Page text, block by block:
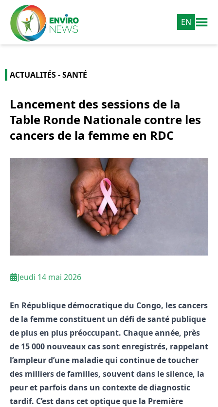
EN
ACTUALITÉS - SANTÉ
Lancement des sessions de la
Table Ronde Nationale contre les
cancers de la femme en RDC
Jeudi 14 mai 2026
En République démocratique du Congo, les cancers
de la femme constituent un défi de santé publique
de plus en plus préoccupant. Chaque année, près
de 15 000 nouveaux cas sont enregistrés, rappelant
l’ampleur d’une maladie qui continue de toucher
des milliers de familles, souvent dans le silence, la
peur et parfois dans un contexte de diagnostic
tardif. C’est dans cet optique que la Première